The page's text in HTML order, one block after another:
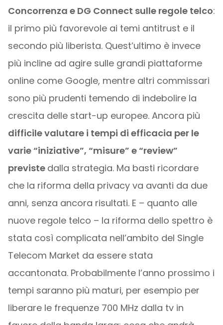
Concorrenza e DG Connect sulle regole telco:
il primo più favorevole ai temi antitrust e il
secondo più liberista. Quest’ultimo è invece
più incline ad agire sulle grandi piattaforme
online come Google, mentre altri commissari
sono più prudenti temendo di indebolire la
crescita delle start-up europee. Ancora più
difficile valutare i tempi di efficacia per le
varie “iniziative”, “misure” e “review”
previste dalla strategia. Ma basti ricordare
che la riforma della privacy va avanti da due
anni, senza ancora risultati. E – quanto alle
nuove regole telco – la riforma dello spettro è
stata così complicata nell’ambito del Single
Telecom Market da essere stata
accantonata. Probabilmente l’anno prossimo i
tempi saranno più maturi, per esempio per
liberare le frequenze 700 MHz dalla tv in